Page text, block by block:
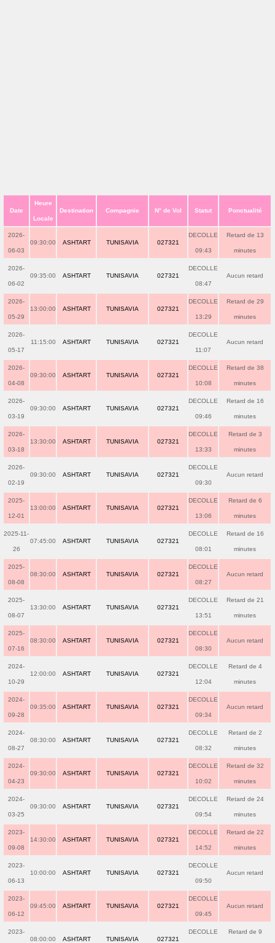
Date
Heure
Locale
Destination Compagnie N° de Vol Statut Ponctualité
2026-
06-03
09:30:00 ASHTART TUNISAVIA 027321
DECOLLE
09:43
Retard de 13
minutes
2026-
06-02
09:35:00 ASHTART TUNISAVIA 027321
DECOLLE
08:47
Aucun retard
2026-
05-29
13:00:00 ASHTART TUNISAVIA 027321
DECOLLE
13:29
Retard de 29
minutes
2026-
05-17
11:15:00 ASHTART TUNISAVIA 027321
DECOLLE
11:07
Aucun retard
2026-
04-08
09:30:00 ASHTART TUNISAVIA 027321
DECOLLE
10:08
Retard de 38
minutes
2026-
03-19
09:30:00 ASHTART TUNISAVIA 027321
DECOLLE
09:46
Retard de 16
minutes
2026-
03-18
13:30:00 ASHTART TUNISAVIA 027321
DECOLLE
13:33
Retard de 3
minutes
2026-
02-19
09:30:00 ASHTART TUNISAVIA 027321
DECOLLE
09:30
Aucun retard
2025-
12-01
13:00:00 ASHTART TUNISAVIA 027321
DECOLLE
13:06
Retard de 6
minutes
2025-11-
26
07:45:00 ASHTART TUNISAVIA 027321
DECOLLE
08:01
Retard de 16
minutes
2025-
08-08
08:30:00 ASHTART TUNISAVIA 027321
DECOLLE
08:27
Aucun retard
2025-
08-07
13:30:00 ASHTART TUNISAVIA 027321
DECOLLE
13:51
Retard de 21
minutes
2025-
07-16
08:30:00 ASHTART TUNISAVIA 027321
DECOLLE
08:30
Aucun retard
2024-
10-29
12:00:00 ASHTART TUNISAVIA 027321
DECOLLE
12:04
Retard de 4
minutes
2024-
09-28
09:35:00 ASHTART TUNISAVIA 027321
DECOLLE
09:34
Aucun retard
2024-
08-27
08:30:00 ASHTART TUNISAVIA 027321
DECOLLE
08:32
Retard de 2
minutes
2024-
04-23
09:30:00 ASHTART TUNISAVIA 027321
DECOLLE
10:02
Retard de 32
minutes
2024-
03-25
09:30:00 ASHTART TUNISAVIA 027321
DECOLLE
09:54
Retard de 24
minutes
2023-
09-08
14:30:00 ASHTART TUNISAVIA 027321
DECOLLE
14:52
Retard de 22
minutes
2023-
06-13
10:00:00 ASHTART TUNISAVIA 027321
DECOLLE
09:50
Aucun retard
2023-
06-12
09:45:00 ASHTART TUNISAVIA 027321
DECOLLE
09:45
Aucun retard
2023-
08:00:00 ASHTART TUNISAVIA 027321
DECOLLE Retard de 9